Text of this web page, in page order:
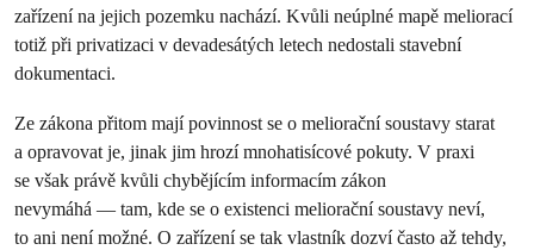
zařízení na jejich pozemku nachází. Kvůli neúplné mapě meliorací
totiž při privatizaci v devadesátých letech nedostali stavební
dokumentaci.
Ze zákona přitom mají povinnost se o meliorační soustavy starat
a opravovat je, jinak jim hrozí mnohatisícové pokuty. V praxi
se však právě kvůli chybějícím informacím zákon
nevymáhá — tam, kde se o existenci meliorační soustavy neví,
to ani není možné. O zařízení se tak vlastník dozví často až tehdy,